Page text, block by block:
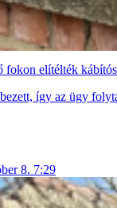
fokon elítélték
így az ügy
8. 7:29